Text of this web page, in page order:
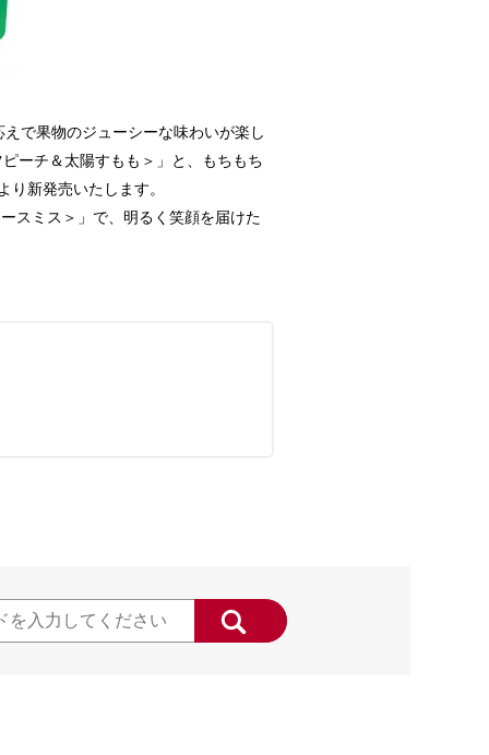
で果物のジューシーな味わいが楽し
ーチ＆太陽すもも＞」と、もちもち
新発売いたします。
スミス＞」で、明るく笑顔を届けた